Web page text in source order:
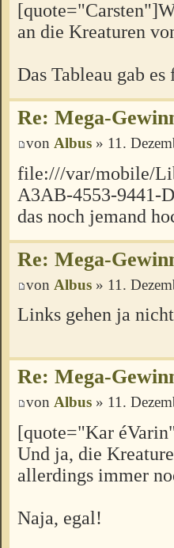
an die Kreaturen
Das Tableau gab
Re: Mega-
von Albus » 11.
file:///var/mobile/
A3AB-4553-9441-
das noch jemand
Re: Mega-
von Albus » 11.
Links gehen ja
Re: Mega-
von Albus » 11.
[quote="Kar
Und ja, die
allerdings immer
Naja, egal!